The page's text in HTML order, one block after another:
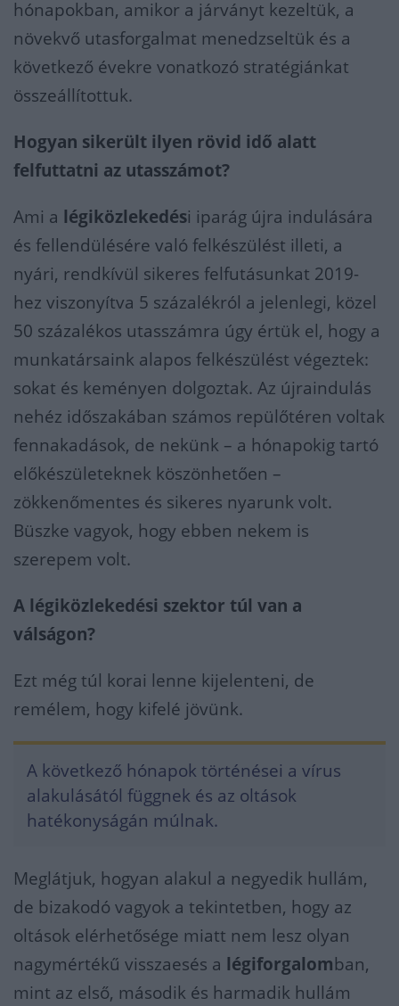
hónapokban, amikor a járványt kezeltük, a
növekvő utasforgalmat menedzseltük és a
következő évekre vonatkozó stratégiánkat
összeállítottuk.
Hogyan sikerült ilyen rövid idő alatt
felfuttatni az utasszámot?
Ami a légiközlekedési iparág újra indulására
és fellendülésére való felkészülést illeti, a
nyári, rendkívül sikeres felfutásunkat 2019-
hez viszonyítva 5 százalékról a jelenlegi, közel
50 százalékos utasszámra úgy értük el, hogy a
munkatársaink alapos felkészülést végeztek:
sokat és keményen dolgoztak. Az újraindulás
nehéz időszakában számos repülőtéren voltak
fennakadások, de nekünk – a hónapokig tartó
előkészületeknek köszönhetően –
zökkenőmentes és sikeres nyarunk volt.
Büszke vagyok, hogy ebben nekem is
szerepem volt.
A légiközlekedési szektor túl van a
válságon?
Ezt még túl korai lenne kijelenteni, de
remélem, hogy kifelé jövünk.
A következő hónapok történései a vírus
alakulásától függnek és az oltások
hatékonyságán múlnak.
Meglátjuk, hogyan alakul a negyedik hullám,
de bizakodó vagyok a tekintetben, hogy az
oltások elérhetősége miatt nem lesz olyan
nagymértékű visszaesés a légiforgalomban,
mint az első, második és harmadik hullám